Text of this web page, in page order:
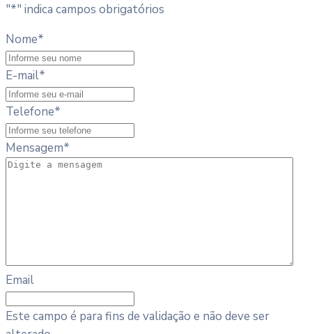
"*" indica campos obrigatórios
Nome*
E-mail*
Telefone*
Mensagem*
Email
Este campo é para fins de validação e não deve ser